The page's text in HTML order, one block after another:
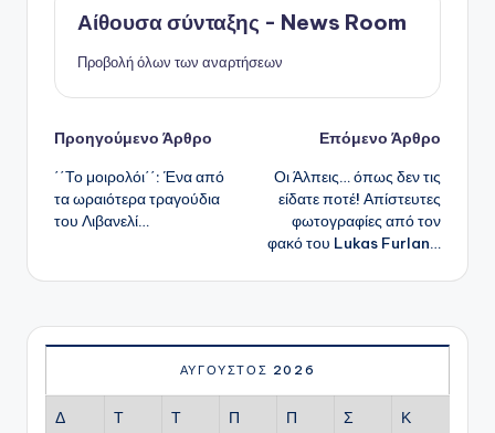
Αίθουσα σύνταξης - News Room
Προβολή όλων των αναρτήσεων
Πλοήγηση
δημοσιεύσεων
Προηγούμενο Άρθρο
΄΄Το μοιρολόι΄΄: Ένα από
τα ωραιότερα τραγούδια
του Λιβανελί…
Επόμενο Άρθρο
Οι Άλπεις… όπως δεν τις
είδατε ποτέ! Απίστευτες
φωτογραφίες από τον
φακό του Lukas Furlan…
ΑΎΓΟΥΣΤΟΣ 2026
Δ Τ Τ Π Π Σ Κ